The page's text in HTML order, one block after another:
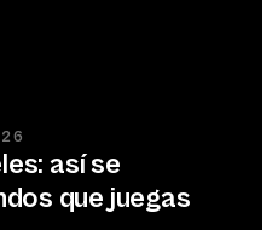
así se
que juegas